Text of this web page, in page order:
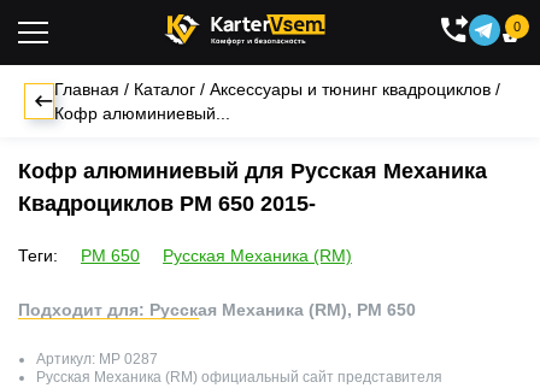

0
Главная / Каталог / Аксессуары и тюнинг квадроциклов /
Кофр алюминиевый...
Кофр алюминиевый для Русская Механика
Квадроциклов РМ 650 2015-
Теги: РМ 650 Русская Механика (RM)
Подходит для: Русская Механика (RM), РМ 650
Артикул: MP 0287
Русская Механика (RM) официальный сайт представителя